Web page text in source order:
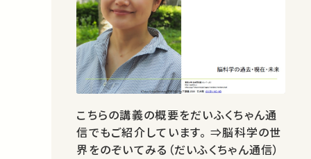
こちらの講義の概要をだいふくちゃん通
信でもご紹介しています。 ⇒脳科学の世
界をのぞいてみる（だいふくちゃん通信）